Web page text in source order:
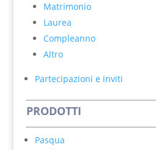
Matrimonio
Laurea
Compleanno
Altro
Partecipazioni e inviti
PRODOTTI
Pasqua